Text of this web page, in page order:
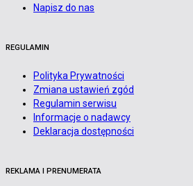
Napisz do nas
REGULAMIN
Polityka Prywatności
Zmiana ustawień zgód
Regulamin serwisu
Informacje o nadawcy
Deklaracja dostępności
REKLAMA I PRENUMERATA